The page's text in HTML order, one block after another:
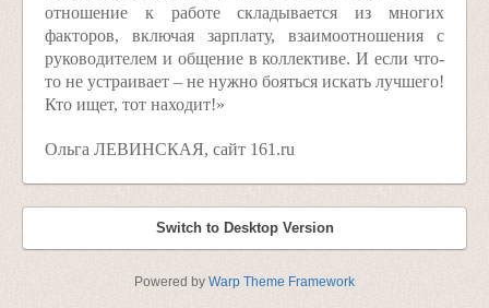
отношение к работе складывается из многих
факторов, включая зарплату, взаимоотношения с
руководителем и общение в коллективе. И если что-
то не устраивает – не нужно бояться искать лучшего!
Кто ищет, тот находит!»
Ольга ЛЕВИНСКАЯ, сайт 161.ru
Switch to Desktop Version
Powered by Warp Theme Framework